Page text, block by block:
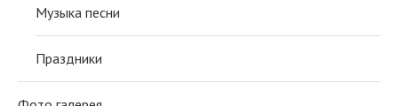
Музыка песни
Праздники